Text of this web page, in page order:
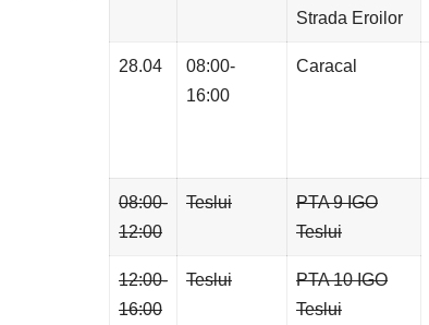
Strada Eroilor
28.04
08:00-
16:00
Caracal
08:00-
12:00
Teslui
PTA 9 IGO
Teslui
12:00-
16:00
Teslui
PTA 10 IGO
Teslui